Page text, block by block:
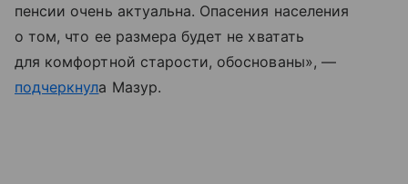
пенсии очень актуальна. Опасения населения
о том, что ее размера будет не хватать
для комфортной старости, обоснованы», —
подчеркнула Мазур.